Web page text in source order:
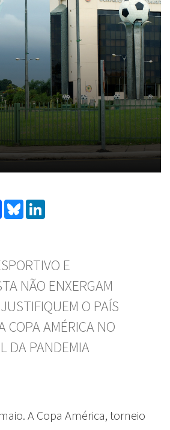
Facebook
Bluesky
E
NÃO ENXERGAM
O PAÍS
COPA AMÉRICA NO
DA PANDEMIA
A Copa América, torneio